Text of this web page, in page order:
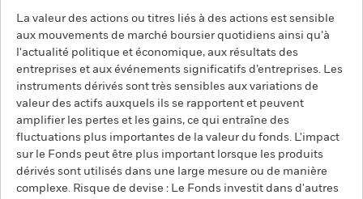
La valeur des actions ou titres liés à des actions est sensible
aux mouvements de marché boursier quotidiens ainsi qu’à
l'actualité politique et économique, aux résultats des
entreprises et aux événements significatifs d’entreprises. Les
instruments dérivés sont très sensibles aux variations de
valeur des actifs auxquels ils se rapportent et peuvent
amplifier les pertes et les gains, ce qui entraîne des
fluctuations plus importantes de la valeur du fonds. L'impact
sur le Fonds peut être plus important lorsque les produits
dérivés sont utilisés dans une large mesure ou de manière
complexe. Risque de devise : Le Fonds investit dans d'autres